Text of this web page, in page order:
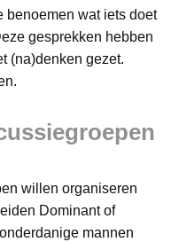
benoemen wat iets doet
gesprekken hebben
(na)denken gezet.
willen organiseren
Dominant of
mannen